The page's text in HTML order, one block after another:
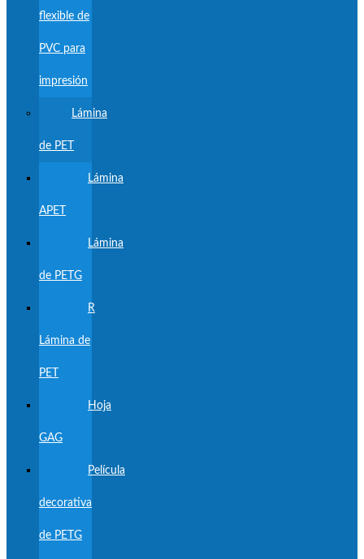
flexible de
PVC para
impresión
Lámina
de PET
Lámina
APET
Lámina
de PETG
R
Lámina de
PET
Hoja
GAG
Película
decorativa
de PETG